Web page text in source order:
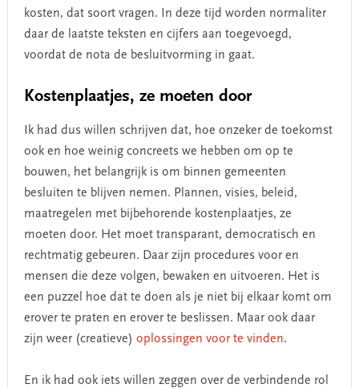
kosten, dat soort vragen. In deze tijd worden normaliter
daar de laatste teksten en cijfers aan toegevoegd,
voordat de nota de besluitvorming in gaat.
Kostenplaatjes, ze moeten door
Ik had dus willen schrijven dat, hoe onzeker de toekomst
ook en hoe weinig concreets we hebben om op te
bouwen, het belangrijk is om binnen gemeenten
besluiten te blijven nemen. Plannen, visies, beleid,
maatregelen met bijbehorende kostenplaatjes, ze
moeten door. Het moet transparant, democratisch en
rechtmatig gebeuren. Daar zijn procedures voor en
mensen die deze volgen, bewaken en uitvoeren. Het is
een puzzel hoe dat te doen als je niet bij elkaar komt om
erover te praten en erover te beslissen. Maar ook daar
zijn weer (creatieve) oplossingen voor te vinden.
En ik had ook iets willen zeggen over de verbindende rol